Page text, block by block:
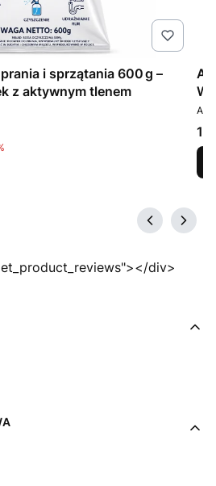
i sprzątania 600 g –
z aktywnym tlenem
div>